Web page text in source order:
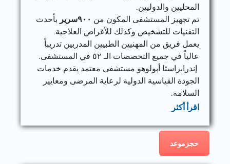
المحليين والدوليين.
تم تجهيز المستشفى المكون من ٩٠٠سرير بأحدث
التقنيات للتشخيص وكذلك للأغراض العلاجية.
يعمل فريق من المهنيين الطبيين المدربين تدريباً
عالياً في جميع التخصصات الـ ٥٢ في المستشفى.
إندرابراسثا أبولوهو مستشفى معتمد يقدم خدمات
الجودة القياسية الدولية لرعاية المرضى ومعايير
السلامة.
اقرأ أكثر
حجزموعد